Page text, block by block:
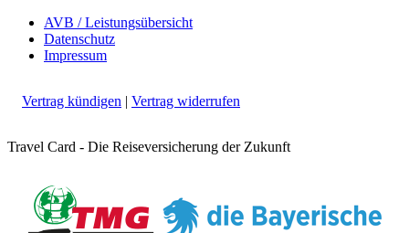
AVB / Leistungsübersicht
Datenschutz
Impressum
Vertrag kündigen | Vertrag widerrufen
Travel Card - Die Reiseversicherung der Zukunft